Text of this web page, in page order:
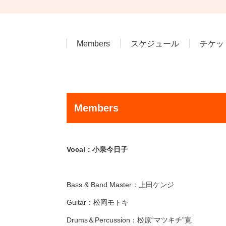
Members スケジュール チケッ
Members
Vocal：小泉今日子
Bass & Band Master：上田ケンジ
Guitar：松岡モトキ
Drums＆Percussion：松原“マツキチ”寛